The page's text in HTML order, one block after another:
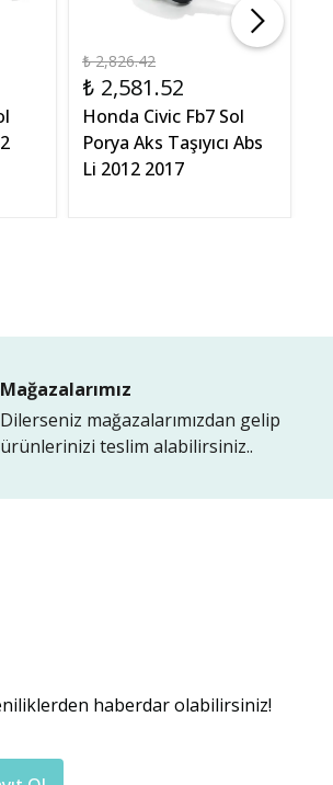
₺ 2,826.42
₺ 2,581.52
Honda Civic Fb7 Sol
Porya Aks Taşıyıcı Abs
Li 2012 2017
Mağazalarımız
Dilerseniz mağazalarımızdan gelip
ürünlerinizi teslim alabilirsiniz..
haberdar olabilirsiniz!